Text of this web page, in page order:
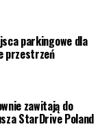
parkingowe dla
przestrzeń
zawitają do
StarDrive Poland